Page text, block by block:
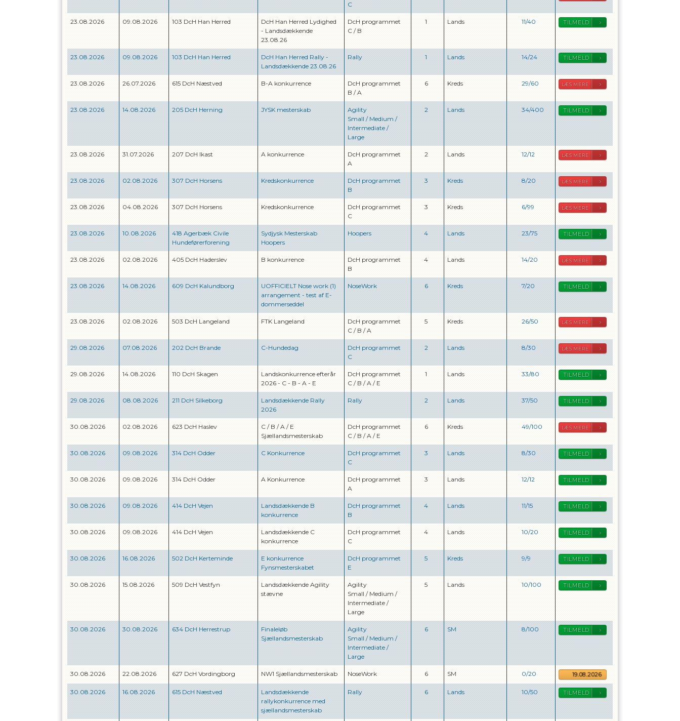
C
23.08.2026 09.08.2026 103 DcH Han Herred
DcH Han Herred Lydighed
- Landsdækkende
23.08.26
DcH programmet
C / B
1 Lands 11/40 TILMELD
23.08.2026 09.08.2026 103 DcH Han Herred
DcH Han Herred Rally -
Landsdækkende 23.08.26
Rally 1 Lands 14/24 TILMELD
23.08.2026 26.07.2026 615 DcH Næstved B-A konkurrence
DcH programmet
B /A
6 Kreds 29/60 LÆS MERE
23.08.2026 14.08.2026 205 DcH Herning JYSK mesterskab
Agility
Small / Medium /
Intermediate /
Large
2 Lands 34/400 TILMELD
23.08.2026 31.07.2026 207 DcH Ikast A konkurrence
DcH programmet
A
2 Lands 12/12 LÆS MERE
23.08.2026 02.08.2026 307 DcH Horsens Kredskonkurrence
DcH programmet
B
3 Kreds 8/20 LÆS MERE
23.08.2026 04.08.2026 307 DcH Horsens Kredskonkurrence
DcH programmet
C
3 Kreds 6/99 LÆS MERE
23.08.2026 10.08.2026
418 Agerbæk Civile
Hundeførerforening
Sydjysk Mesterskab
Hoopers
Hoopers 4 Lands 23/75 TILMELD
23.08.2026 02.08.2026 405 DcH Haderslev B konkurrence
DcH programmet
B
4 Lands 14/20 LÆS MERE
23.08.2026 14.08.2026 609 DcH Kalundborg
UOFFICIELT Nose work (1)
arrangement - test af E-
dommerseddel
NoseWork 6 Kreds 7/20 TILMELD
23.08.2026 02.08.2026 503 DcH Langeland FTK Langeland
DcH programmet
C / B /A
5 Kreds 26/50 LÆS MERE
29.08.2026 07.08.2026 202 DcH Brande C-Hundedag
DcH programmet
C
2 Lands 8/30 LÆS MERE
29.08.2026 14.08.2026 110 DcH Skagen
Landskonkurrence efterår
2026 - C - B - A - E
DcH programmet
C / B /A / E
1 Lands 33/80 TILMELD
29.08.2026 08.08.2026 211 DcH Silkeborg
Landsdækkende Rally
2026
Rally 2 Lands 37/50 TILMELD
30.08.2026 02.08.2026 623 DcH Haslev
C / B / A / E
Sjællandsmesterskab
DcH programmet
C / B /A / E
6 Kreds 49/100 LÆS MERE
30.08.2026 09.08.2026 314 DcH Odder C Konkurrence
DcH programmet
C
3 Lands 8/30 TILMELD
30.08.2026 09.08.2026 314 DcH Odder A Konkurrence
DcH programmet
A
3 Lands 12/12 TILMELD
30.08.2026 09.08.2026 414 DcH Vejen
Landsdækkende B
konkurrence
DcH programmet
B
4 Lands 11/15 TILMELD
30.08.2026 09.08.2026 414 DcH Vejen
Landsdækkende C
konkurrence
DcH programmet
C
4 Lands 10/20 TILMELD
30.08.2026 16.08.2026 502 DcH Kerteminde
E konkurrence
Fynsmesterskabet
DcH programmet
E
5 Kreds 9/9 TILMELD
30.08.2026 15.08.2026 509 DcH Vestfyn
Landsdækkende Agility
stævne
Agility
Small / Medium /
Intermediate /
Large
5 Lands 10/100 TILMELD
30.08.2026 30.08.2026 634 DcH Herrestrup
Finaleløb
Sjællandsmesterskab
Agility
Small / Medium /
Intermediate /
Large
6 SM 8/100 TILMELD
30.08.2026 22.08.2026 627 DcH Vordingborg NW1 Sjællandsmesterskab NoseWork 6 SM 0/20 19.08.2026
30.08.2026 16.08.2026 615 DcH Næstved
Landsdækkende
rallykonkurrence med
sjællandsmesterskab
Rally 6 Lands 10/50 TILMELD